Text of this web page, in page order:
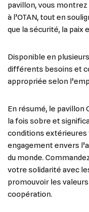
pavillon, vous
à l’OTAN, tout en
que la sécurité, la paix
Disponible en
différents besoins et
appropriée selon
En résumé, le pavillon
la fois sobre et
conditions
engagement envers
du monde.
votre solidarité avec
promouvoir les
coopération.